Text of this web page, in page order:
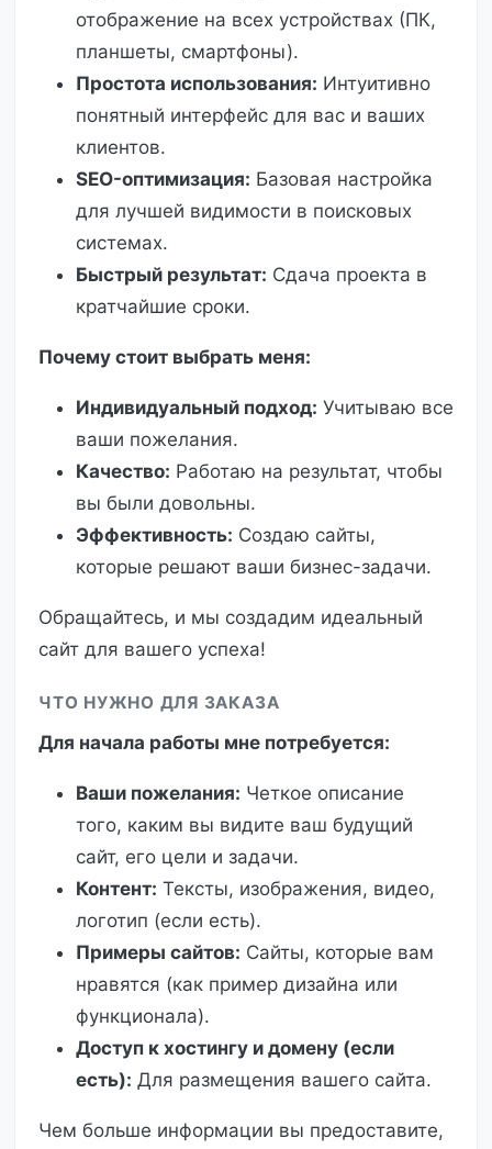
отображение на всех устройствах (ПК,
планшеты, смартфоны).
Простота использования: Интуитивно
понятный интерфейс для вас и ваших
клиентов.
SEO-оптимизация: Базовая настройка
для лучшей видимости в поисковых
системах.
Быстрый результат: Сдача проекта в
кратчайшие сроки.
Почему стоит выбрать меня:
Индивидуальный подход: Учитываю все
ваши пожелания.
Качество: Работаю на результат, чтобы
вы были довольны.
Эффективность: Создаю сайты,
которые решают ваши бизнес-задачи.
Обращайтесь, и мы создадим идеальный
сайт для вашего успеха!
ЧТО НУЖНО ДЛЯ ЗАКАЗА
Для начала работы мне потребуется:
Ваши пожелания: Четкое описание
того, каким вы видите ваш будущий
сайт, его цели и задачи.
Контент: Тексты, изображения, видео,
логотип (если есть).
Примеры сайтов: Сайты, которые вам
нравятся (как пример дизайна или
функционала).
Доступ к хостингу и домену (если
есть): Для размещения вашего сайта.
Чем больше информации вы предоставите,